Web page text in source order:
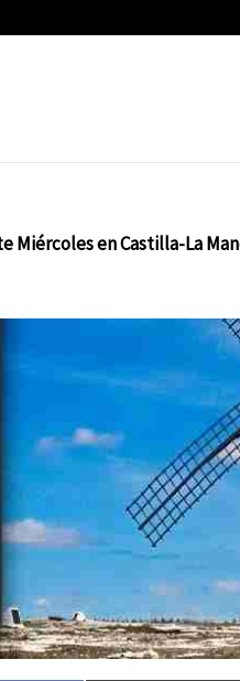
Miércoles en Castilla-La
Compartir
Compartir